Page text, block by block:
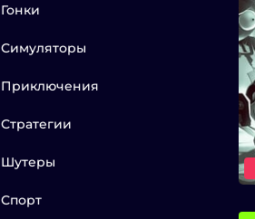
Гонки
Симуляторы
Приключения
Стратегии
Шутеры
Спорт